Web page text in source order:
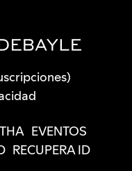
EVENTOS
RECUPERA ID